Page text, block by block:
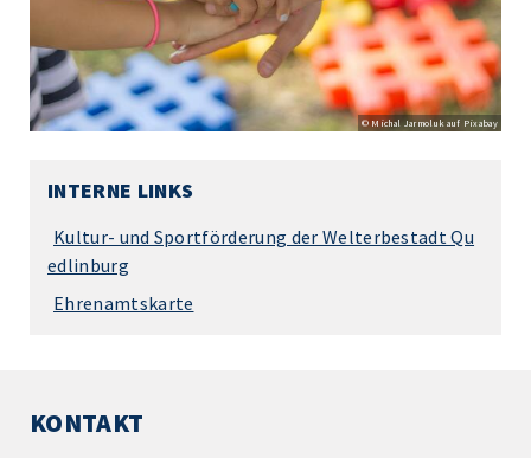
© Michal Jarmoluk auf Pixabay
INTERNE LINKS
Kultur- und Sportförderung der Welterbestadt Qu
edlinburg
Ehrenamtskarte
KONTAKT